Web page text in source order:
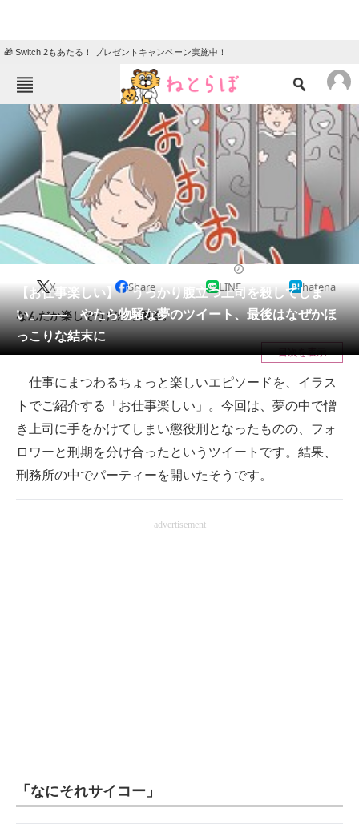
🎁 Switch 2もあたる！ プレゼントキャンペーン実施中！
ねとらぼメニュー
ニュース
エンタメ クイズ
グルメ 地域
住まい 教育・育児
動物 リサーチ
会員記事
メディア
注目記事を集めた総合ページ
ITの今と未来を見通す
スマホと通信の最新トレンド
進化するPCとデバイスの未来
ビジネスと働き方のヒント
製造業のIT導入・活用を支援
【お仕事楽しい】「うっかり腹立つ上司を殺してしま
い」―― やたら物騒な夢のツイート、最後はなぜかほ
っこりな結末に
X Share LINE hatena
なんだか楽しそうだから困る。
目次を表示
仕事にまつわるちょっと楽しいエピソードを、イラス
トでご紹介する「お仕事楽しい」。今回は、夢の中で憎
き上司に手をかけてしまい懲役刑となったものの、フォ
ロワーと刑期を分け合ったというツイートです。結果、
刑務所の中でパーティーを開いたそうです。
advertisement
「なにそれサイコー」